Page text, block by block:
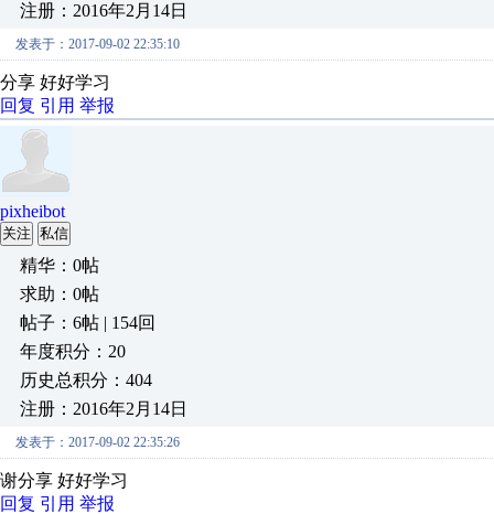
注册：2016年2月14日
发表于：2017-09-02 22:35:10
分享 好好学习
回复 引用 举报
pixheibot
关注 私信
精华：0帖
求助：0帖
帖子：6帖 | 154回
年度积分：20
历史总积分：404
注册：2016年2月14日
发表于：2017-09-02 22:35:26
谢分享 好好学习
回复 引用 举报